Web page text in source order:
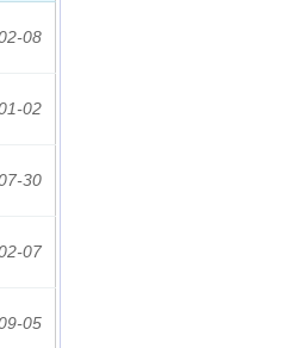
08
02
30
07
05